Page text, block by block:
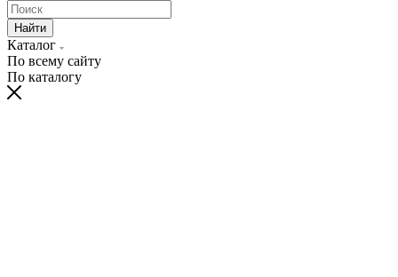
Найти
Каталог
По всему сайту
По каталогу